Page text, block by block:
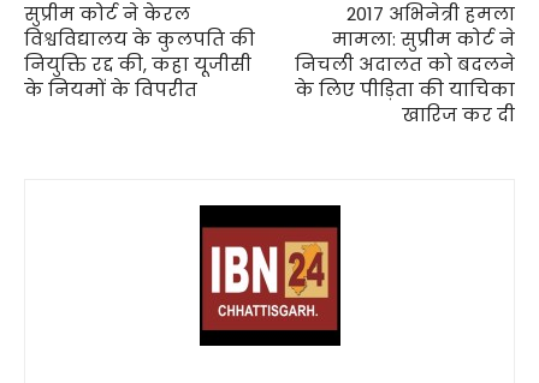
सुप्रीम कोर्ट ने केरल
विश्वविद्यालय के कुलपति की
नियुक्ति रद्द की, कहा यूजीसी
के नियमों के विपरीत
2017 अभिनेत्री हमला
मामला: सुप्रीम कोर्ट ने
निचली अदालत को बदलने
के लिए पीड़िता की याचिका
खारिज कर दी